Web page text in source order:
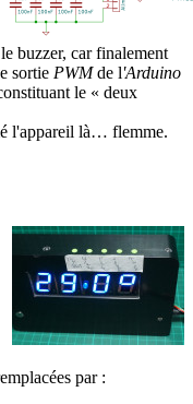
buzzer, car finalement
sortie PWMde l'Arduino
le « deux
l'appareil là… flemme.
par :